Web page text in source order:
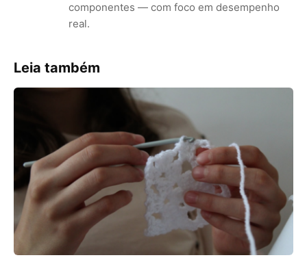
componentes — com foco em desempenho
real.
Leia também